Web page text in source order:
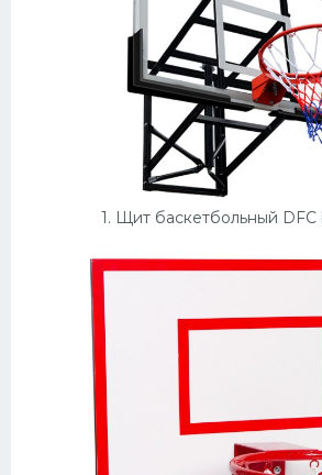
1. Щит баскетбольный DFC
КатегорииФото
Много картинок...
Велогонки
Конькобежный спорт
Тренажеры
Интерьеры квартир